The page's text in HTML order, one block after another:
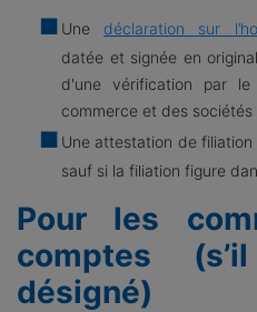
Unedéclaration sur
datée et signée en
d'une vérification par le
commerce et des
Une attestation de
sauf si la filiation figure
Pour les
comptes
désigné)